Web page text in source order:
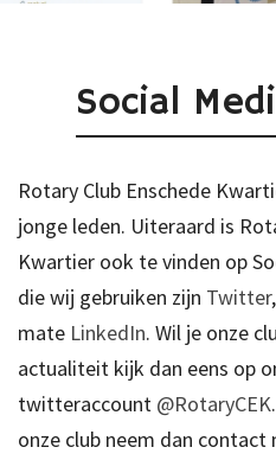
Social
Rotary Club Enschede
jonge leden. Uiteraard is
Kwartier ook te vinden op
die wij gebruiken zijn Twitter
mate LinkedIn. Wil je onze
actualiteit kijk dan eens op
twitteraccount @RotaryCEK
onze club neem dan